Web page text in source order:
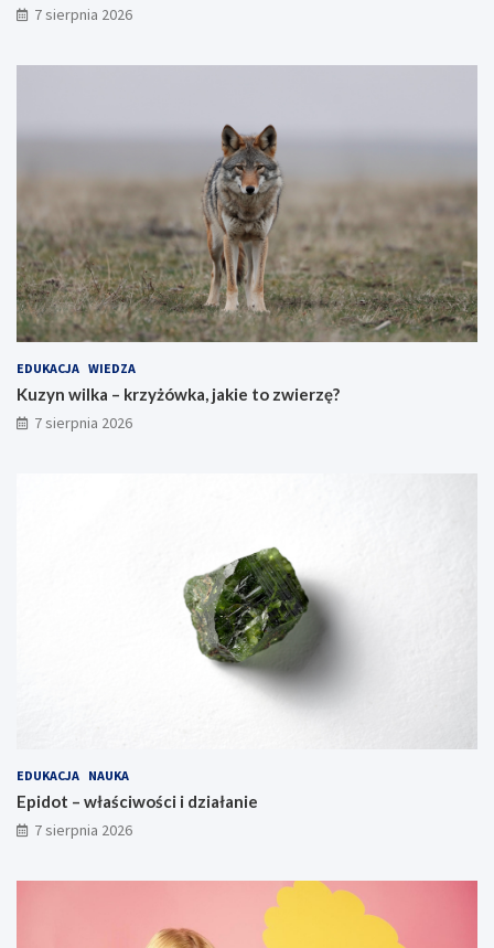
7 sierpnia 2026
EDUKACJA WIEDZA
Kuzyn wilka – krzyżówka, jakie to zwierzę?
7 sierpnia 2026
EDUKACJA NAUKA
Epidot – właściwości i działanie
7 sierpnia 2026